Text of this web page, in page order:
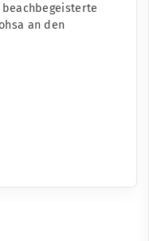
an den